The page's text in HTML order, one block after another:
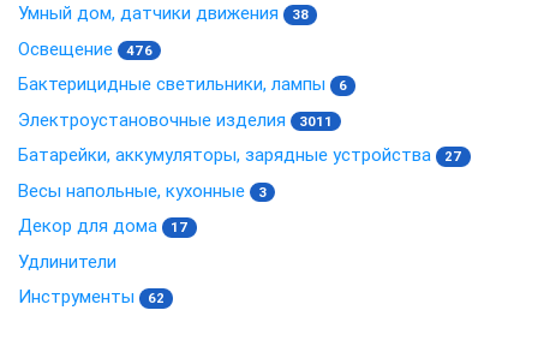
Умный дом, датчики движения 38
Освещение 476
Бактерицидные светильники, лампы 6
Электроустановочные изделия 3011
Батарейки, аккумуляторы, зарядные устройства 27
Весы напольные, кухонные 3
Декор для дома 17
Удлинители
Инструменты
62